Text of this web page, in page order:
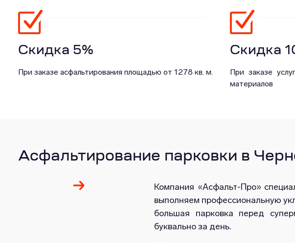
Скидка 5%
При заказе асфальтирования площадью от 1278 кв. м.
Скидка
При заказе
материалов
Асфальтирование парковки в
Компания «Асфальт-Про»
выполняем профессиональную
большая парковка перед
буквально за день.